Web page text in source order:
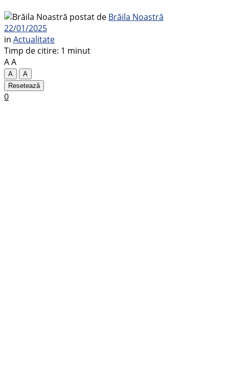
postat de Brăila Noastră
22/01/2025
in Actualitate
Timp de citire: 1 minut
AA
A
A
Resetează
0